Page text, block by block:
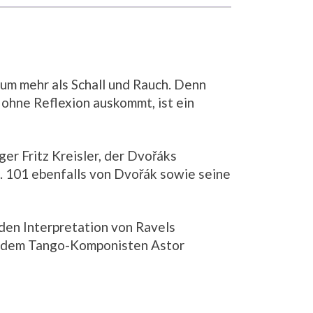
mehr als Schall und Rauch. Denn
Reflexion auskommt, ist ein
Fritz Kreisler, der Dvořáks
101 ebenfalls von Dvořák sowie seine
Interpretation von Ravels
Tango-Komponisten Astor